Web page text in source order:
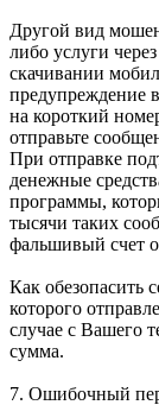
Другой вид
либо услуги
скачивании
предупреждение
на короткий
отправьте
При отправке
денежные
программы,
тысячи таких
фальшивый счет
Как обезопасить
которого
случае с Вашего
сумма.
7. Ошибочный